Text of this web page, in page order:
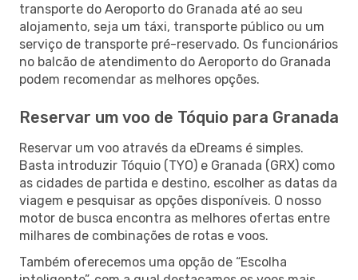
transporte do Aeroporto do Granada até ao seu
alojamento, seja um táxi, transporte público ou um
serviço de transporte pré-reservado. Os funcionários
no balcão de atendimento do Aeroporto do Granada
podem recomendar as melhores opções.
Reservar um voo de Tóquio para Granada
Reservar um voo através da eDreams é simples.
Basta introduzir Tóquio (TYO) e Granada (GRX) como
as cidades de partida e destino, escolher as datas da
viagem e pesquisar as opções disponíveis. O nosso
motor de busca encontra as melhores ofertas entre
milhares de combinações de rotas e voos.
Também oferecemos uma opção de “Escolha